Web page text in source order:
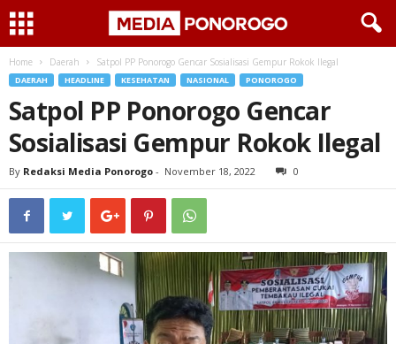
Home Daerah Satpol PP Ponorogo Gencar Sosialisasi Gempur Rokok Ilegal
DAERAH HEADLINE KESEHATAN NASIONAL PONOROGO
Satpol PP Ponorogo Gencar
Sosialisasi Gempur Rokok Ilegal
By Redaksi Media Ponorogo - November 18, 2022 0